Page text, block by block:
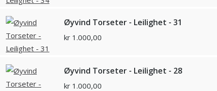
Øyvind Torseter - Leilighet - 31
kr 1.000,00
Øyvind Torseter - Leilighet - 28
kr 1.000,00